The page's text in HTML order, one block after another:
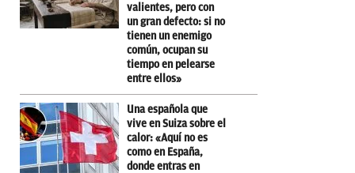
valientes, pero con
un gran defecto: si no
tienen un enemigo
común, ocupan su
tiempo en pelearse
entre ellos»
Una española que
vive en Suiza sobre el
calor: «Aquí no es
como en España,
donde entras en